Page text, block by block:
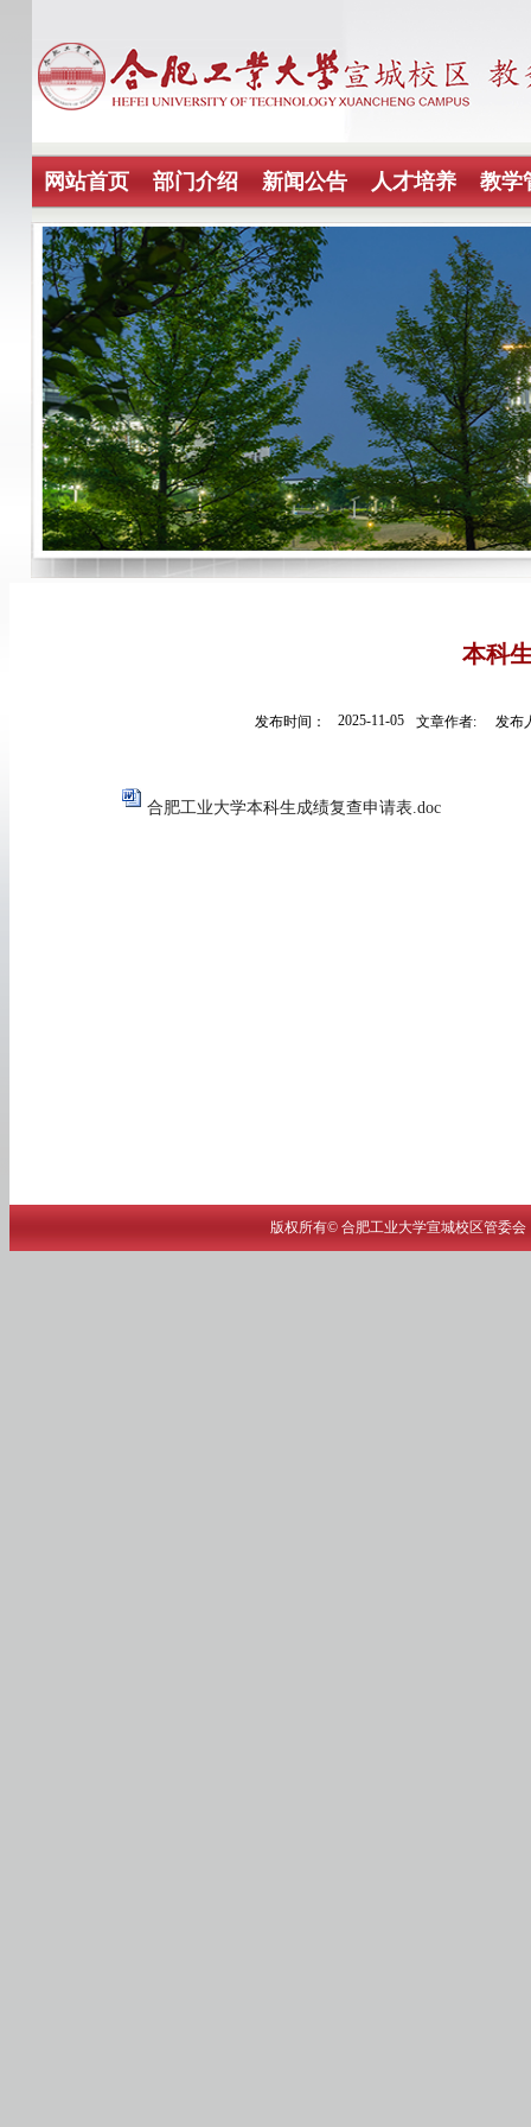
网站首页 部门介绍 新闻公告 人才培养 教学
本科
发布时间： 2025-11-05 文章作者: 发布
合肥工业大学本科生成绩复查申请表.doc
版权所有© 合肥工业大学宣城校区管委